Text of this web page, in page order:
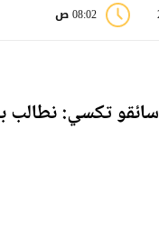
08:02 ص
سائقو تكسي: نطالب